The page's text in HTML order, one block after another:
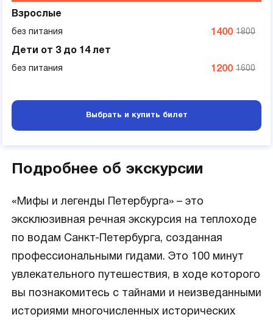
Взрослые
без питания 1800
1400
Дети от 3 до 14 лет
без питания 1600
1200
Выбрать и купить билет
Подробнее об экскурсии
«Мифы и легенды Петербурга» – это
эксклюзивная речная экскурсия на теплоходе
по водам Санкт-Петербурга, созданная
профессиональными гидами. Это 100 минут
увлекательного путешествия, в ходе которого
вы познакомитесь с тайнами и неизведанными
историями многочисленных исторических